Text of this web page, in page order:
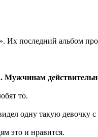
Их последний альбом
то.
одну такую девочку
это и нравится.